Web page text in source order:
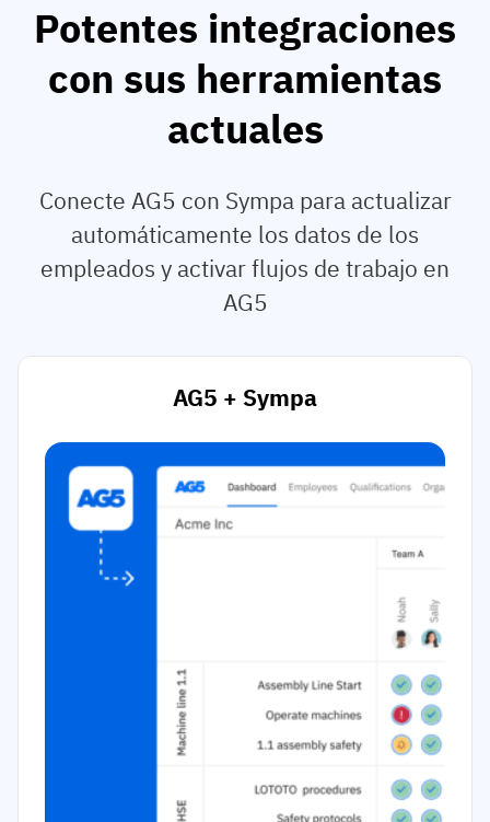
Potentes integraciones
con sus herramientas
actuales
Conecte AG5 con Sympa para actualizar
automáticamente los datos de los
empleados y activar flujos de trabajo en
AG5
AG5 + Sympa